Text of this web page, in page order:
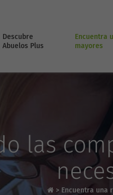
Descubre
Abuelos Plus
Encuentra
mayores
las
> Encuentra una